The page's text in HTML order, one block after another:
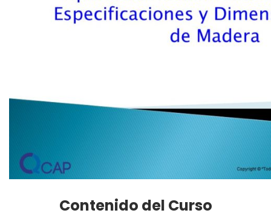
Contenido del Curso